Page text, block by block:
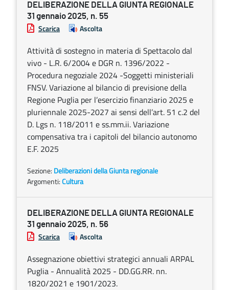
DELIBERAZIONE DELLA GIUNTA REGIONALE
31 gennaio 2025, n. 55
Scarica Ascolta
Attività di sostegno in materia di Spettacolo dal
vivo - L.R. 6/2004 e DGR n. 1396/2022 -
Procedura negoziale 2024 -Soggetti ministeriali
FNSV. Variazione al bilancio di previsione della
Regione Puglia per l’esercizio finanziario 2025 e
pluriennale 2025-2027 ai sensi dell’art. 51 c.2 del
D. Lgs n. 118/2011 e ss.mm.ii. Variazione
compensativa tra i capitoli del bilancio autonomo
E.F. 2025
Sezione: Deliberazioni della Giunta regionale
Argomenti:Cultura
DELIBERAZIONE DELLA GIUNTA REGIONALE
31 gennaio 2025, n. 56
Scarica Ascolta
Assegnazione obiettivi strategici annuali ARPAL
Puglia - Annualità 2025 - DD.GG.RR. nn.
1820/2021 e 1901/2023.